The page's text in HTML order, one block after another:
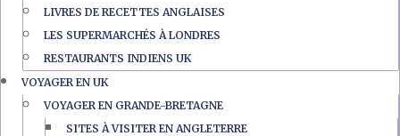
LIVRES DE RECETTES ANGLAISES
LES SUPERMARCHÉS À LONDRES
RESTAURANTS INDIENS UK
VOYAGER EN UK
VOYAGER EN GRANDE-BRETAGNE
SITES À VISITER EN ANGLETERRE